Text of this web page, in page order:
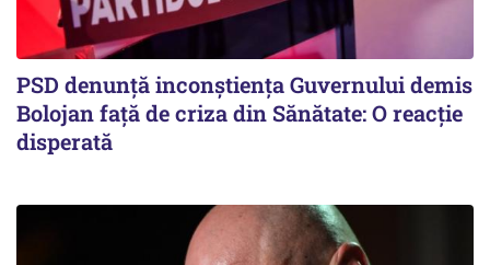
PSD denunță inconștiența Guvernului demis
Bolojan față de criza din Sănătate: O reacție
disperată